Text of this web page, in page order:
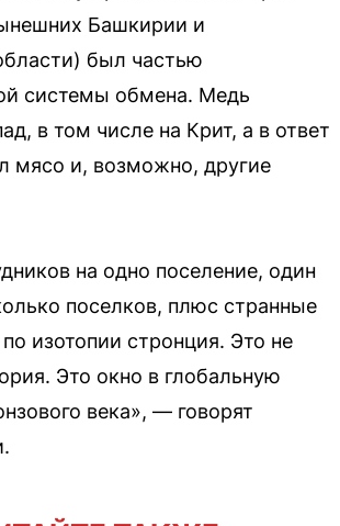
Башкирии и
был частью
системы обмена. Медь
в том числе на Крит, а в ответ
мясо и, возможно, другие
на одно поселение, один
поселков, плюс странные
изотопии стронция. Это не
Это окно в глобальную
века», — говорят